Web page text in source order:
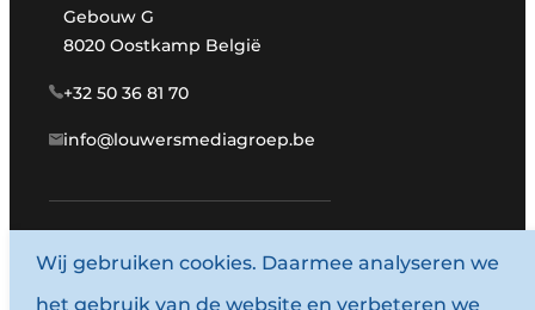
Gebouw G
8020 Oostkamp België
+32 50 36 81 70
info@louwersmediagroep.be
www.louwersmediagroep.com
© 1987 - 2026 Louwersmediagroep.
Wij gebruiken cookies. Daarmee analyseren we
het gebruik van de website en verbeteren we